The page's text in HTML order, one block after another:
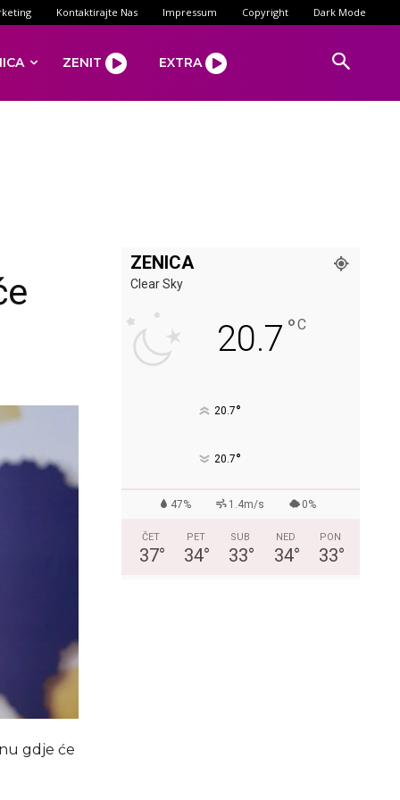
Kontaktirajte Nas Impressum Copyright Dark Mode
ZENIT EXTRA
gdje će
ZENICA
Clear Sky
20.7 °C
20.7°
20.7°
47% 1.4m/s 0%
ČET
37°
PET
34°
SUB
33°
NED
34°
PON
33°